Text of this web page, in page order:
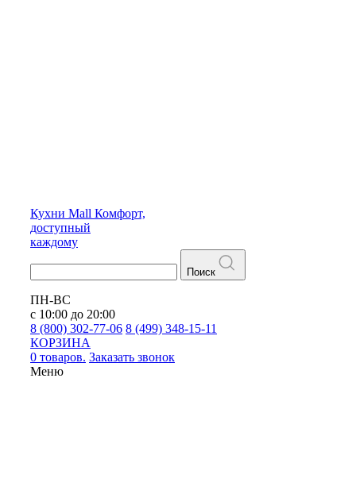
Кухни Mall Комфорт,
доступный
каждому
Поиск
ПН-ВС
с 10:00 до 20:00
8 (800) 302-77-06 8 (499) 348-15-11
КОРЗИНА
0 товаров. Заказать звонок
Меню